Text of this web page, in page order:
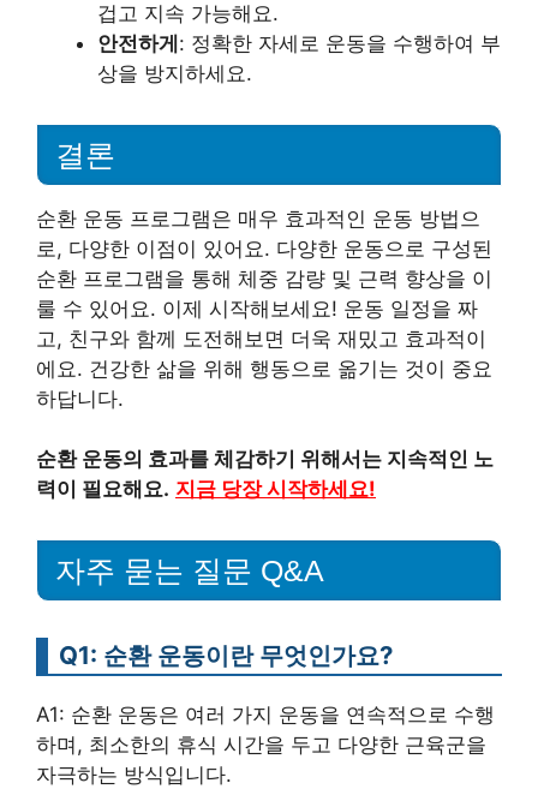
겁고 지속 가능해요.
안전하게: 정확한 자세로 운동을 수행하여 부
상을 방지하세요.
결론
순환 운동 프로그램은 매우 효과적인 운동 방법으
로, 다양한 이점이 있어요. 다양한 운동으로 구성된
순환 프로그램을 통해 체중 감량 및 근력 향상을 이
룰 수 있어요. 이제 시작해보세요! 운동 일정을 짜
고, 친구와 함께 도전해보면 더욱 재밌고 효과적이
에요. 건강한 삶을 위해 행동으로 옮기는 것이 중요
하답니다.
순환 운동의 효과를 체감하기 위해서는 지속적인 노
력이 필요해요. 지금 당장 시작하세요!
자주 묻는 질문 Q&A
Q1: 순환 운동이란 무엇인가요?
A1: 순환 운동은 여러 가지 운동을 연속적으로 수행
하며, 최소한의 휴식 시간을 두고 다양한 근육군을
자극하는 방식입니다.